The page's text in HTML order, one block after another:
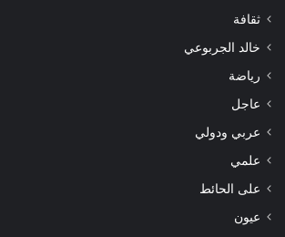
ثقافة
خالد الجربوعي
رياضة
عاجل
عربي ودولي
علمي
على الحائط
عيون